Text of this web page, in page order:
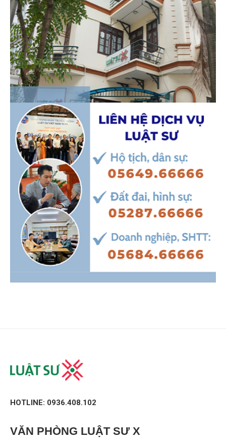
HOTLINE: 0936.408.102
VĂN PHÒNG LUẬT SƯ X